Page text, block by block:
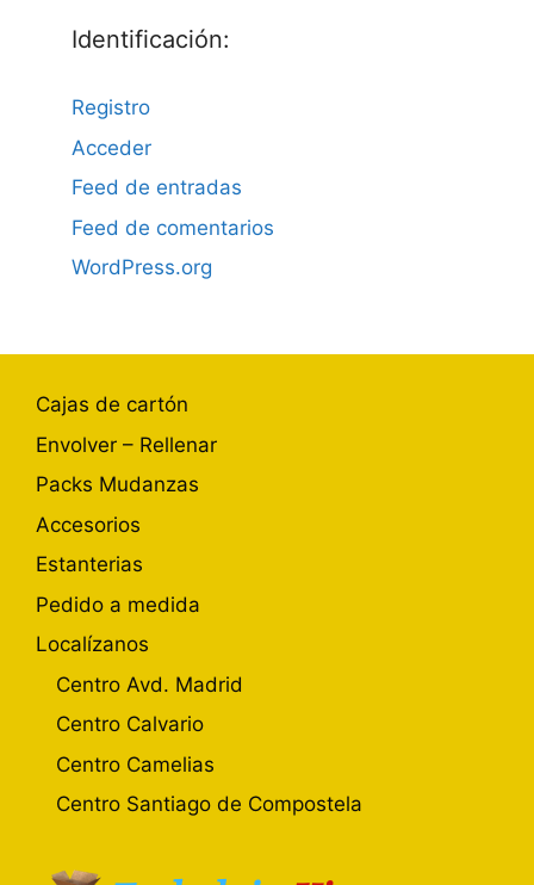
Identificación:
Registro
Acceder
Feed de entradas
Feed de comentarios
WordPress.org
Cajas de cartón
Envolver – Rellenar
Packs Mudanzas
Accesorios
Estanterias
Pedido a medida
Localízanos
Centro Avd. Madrid
Centro Calvario
Centro Camelias
Centro Santiago de Compostela